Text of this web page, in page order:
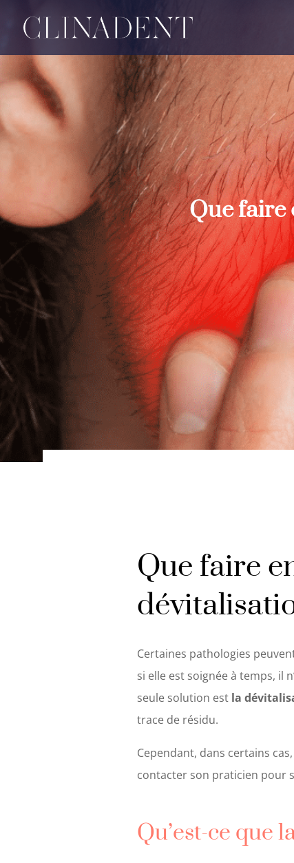
Que faire
Que faire
Certaines pathologies
si elle est soignée à temps, il
seule solution est la
trace de résidu.
Cependant, dans certains
contacter son praticien pour
Qu’est-ce que